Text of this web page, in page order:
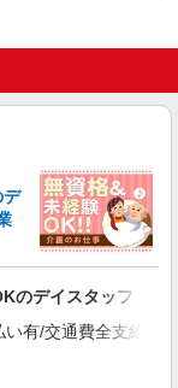
務者研修1500円/介
などによる
を見る
デ
のデイスタッフ
有/交通費全支給(ガ